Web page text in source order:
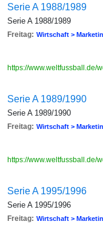
Serie A 1988/1989
Serie A 1988/1989
Freitag: Wirtschaft >
https://www.weltfussball.de/
Serie A 1989/1990
Serie A 1989/1990
Freitag: Wirtschaft >
https://www.weltfussball.de/
Serie A 1995/1996
Serie A 1995/1996
Freitag: Wirtschaft >